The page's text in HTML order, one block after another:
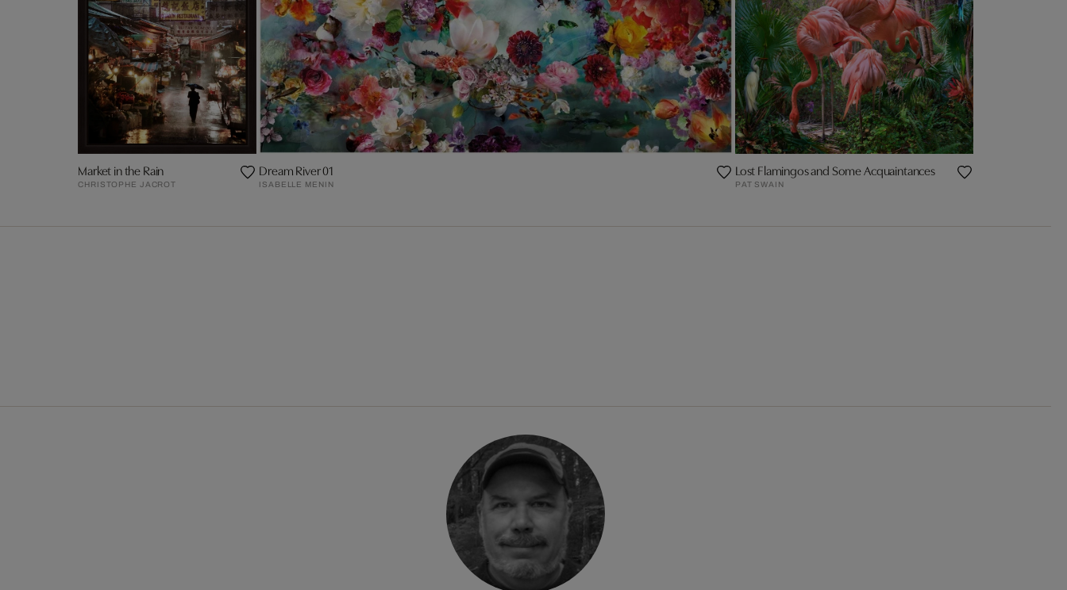
Market in the Rain
CHRISTOPHE JACROT
Dream River 01
ISABELLE MENIN
Lost Flamingos and Some Acquaintances
PAT SWAIN